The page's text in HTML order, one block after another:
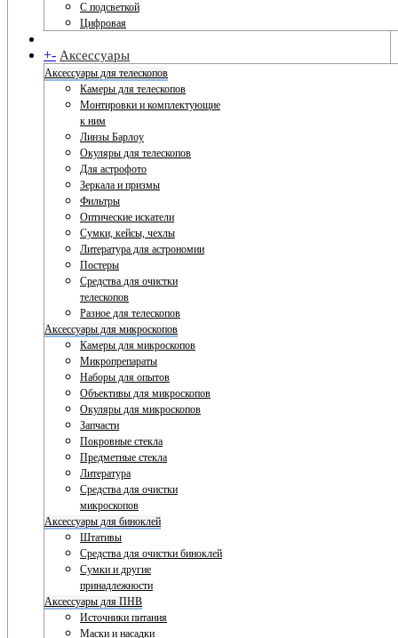
С подсветкой
Цифровая
+- Аксессуары
Аксессуары для телескопов
Камеры для телескопов
Монтировки и комплектующие
к ним
Линзы Барлоу
Окуляры для телескопов
Для астрофото
Зеркала и призмы
Фильтры
Оптические искатели
Сумки, кейсы, чехлы
Литература для астрономии
Постеры
Средства для очистки
телескопов
Разное для телескопов
Аксессуары для микроскопов
Камеры для микроскопов
Микропрепараты
Наборы для опытов
Объективы для микроскопов
Окуляры для микроскопов
Запчасти
Покровные стекла
Предметные стекла
Литература
Средства для очистки
микроскопов
Аксессуары для биноклей
Штативы
Средства для очистки биноклей
Сумки и другие
принадлежности
Аксессуары для ПНВ
Источники питания
Маски и насадки